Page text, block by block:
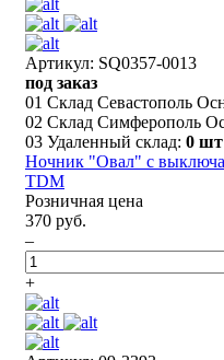
Артикул: SQ0357-0013
под заказ
01 Склад Севастополь
02 Склад Симферополь
03 Удаленный склад: 0 шт
Ночник "Овал" с
TDM
Розничная цена
370 руб.
–
+